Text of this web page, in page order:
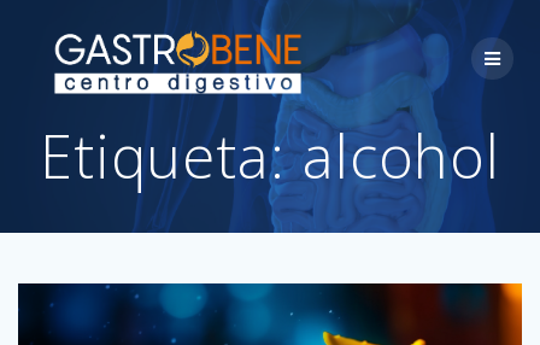
Skip
to
content
Etiqueta:alcohol